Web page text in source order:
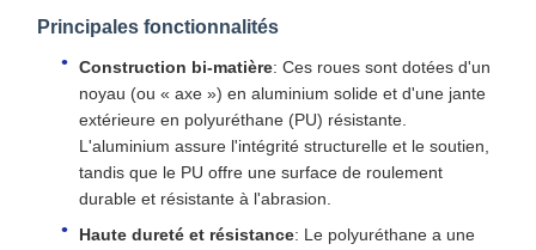
Principales fonctionnalités
Construction bi-matière: Ces roues sont dotées d'un
noyau (ou « axe ») en aluminium solide et d'une jante
extérieure en polyuréthane (PU) résistante.
L'aluminium assure l'intégrité structurelle et le soutien,
tandis que le PU offre une surface de roulement
durable et résistante à l'abrasion.
Haute dureté et résistance: Le polyuréthane a une